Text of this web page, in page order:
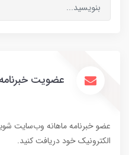
عضویت خبرنامه
عضو خبرنامه ماهانه وب‌سایت
الکترونیک خود دریافت کنید.